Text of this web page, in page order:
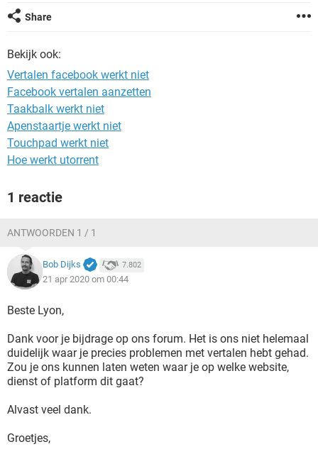
Share
Bekijk ook:
Vertalen facebook werkt niet
Facebook vertalen aanzetten
Taakbalk werkt niet
Apenstaartje werkt niet
Touchpad werkt niet
Hoe werkt utorrent
1 reactie
ANTWOORDEN 1 / 1
Bob Dijks 7.802
21 apr 2020 om 00:44
Beste Lyon,
Dank voor je bijdrage op ons forum. Het is ons niet helemaal
duidelijk waar je precies problemen met vertalen hebt gehad.
Zou je ons kunnen laten weten waar je op welke website,
dienst of platform dit gaat?
Alvast veel dank.
Groetjes,